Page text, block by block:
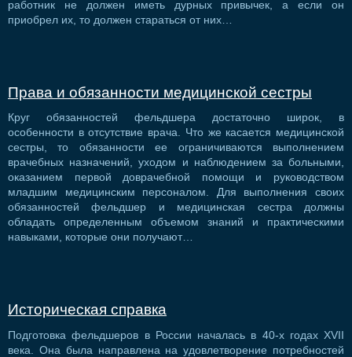
работник не должен иметь дурных привычек, а если он
приобрел их, то должен стараться от них…
Права и обязанности медицинской сестры
Круг обязанностей фельдшера достаточно широк, в
особенности в отсутствие врача. Что же касается медицинской
сестры, то обязанности ее ограничиваются выполнением
врачебных назначений, уходом и наблюдением за больными,
оказанием первой доврачебной помощи и руководством
младшим медицинским персоналом. Для выполнения своих
обязанностей фельдшер и медицинская сестра должны
обладать определенным объемом знаний и практическими
навыками, которые они получают…
Историческая справка
Подготовка фельдшеров в России началась в 40-х годах XVII
века. Она была направлена на удовлетворение потребностей